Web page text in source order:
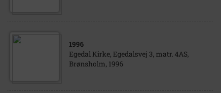
1996
Egedal Kirke, Egedalsvej 3, matr. 4AS,
Brønsholm, 1996